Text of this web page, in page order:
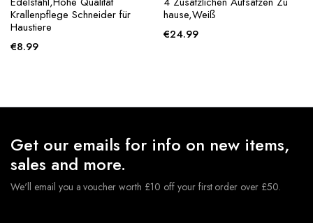
Krallenpflege Schneider für
Haustiere
€8.99
hause,Weiß
€24.99
Get our emails for info on new items,
sales and more.
We'll email you a voucher worth £10 off your first order over £50.